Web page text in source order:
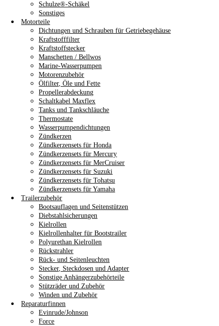
Schulze®-Schäkel
Sonstiges
Motorteile
Dichtungen und Schrauben für Getriebegehäuse
Kraftstofffilter
Kraftstoffstecker
Manschetten / Bellwos
Marine-Wasserpumpen
Motorenzubehör
Ölfilter, Öle und Fette
Propellerabdeckung
Schaltkabel Maxflex
Tanks und Tankschläuche
Thermostate
Wasserpumpendichtungen
Zündkerzen
Zündkerzensets für Honda
Zündkerzensets für Mercury
Zündkerzensets für MerCruiser
Zündkerzensets für Suzuki
Zündkerzensets für Tohatsu
Zündkerzensets für Yamaha
Trailerzubehör
Bootsauflagen und Seitenstützen
Diebstahlsicherungen
Kielrollen
Kielrollenhalter für Bootstrailer
Polyurethan Kielrollen
Rückstrahler
Rück- und Seitenleuchten
Stecker, Steckdosen und Adapter
Sonstige Anhängerzubehörteile
Stützräder und Zubehör
Winden und Zubehör
Reparaturfinnen
Evinrude/Johnson
Force